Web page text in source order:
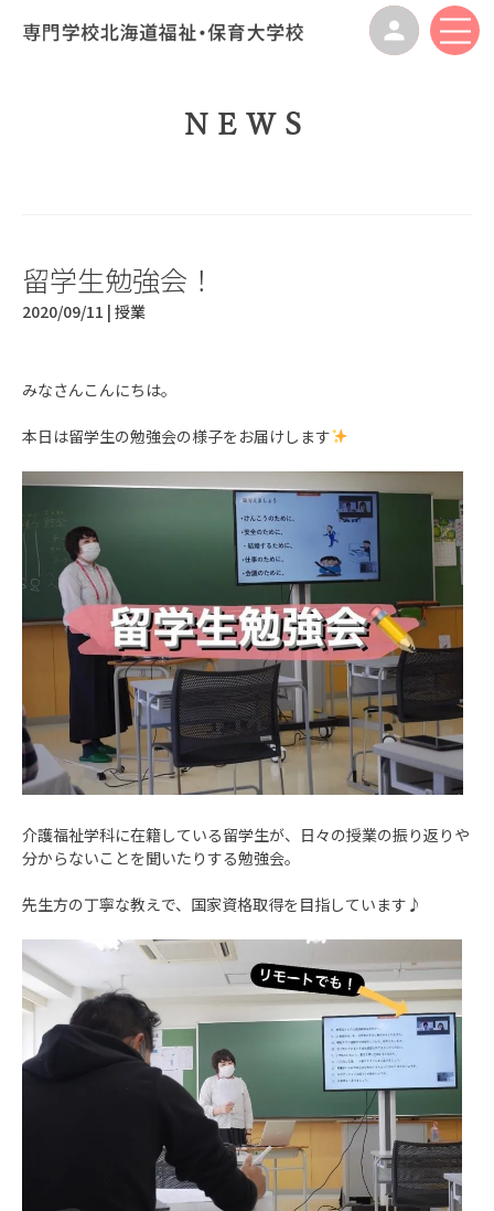
NEWS
留学生勉強会！
2020/09/11 | 授業
みなさんこんにちは。
本日は留学生の勉強会の様子をお届けします
介護福祉学科に在籍している留学生が、日々の授業の振り返りや
分からないことを聞いたりする勉強会。
先生方の丁寧な教えで、国家資格取得を目指しています♪